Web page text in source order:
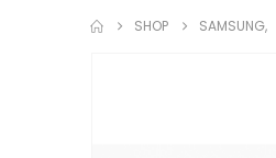
SHOP SAMSUNG,